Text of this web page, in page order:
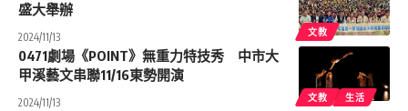
文教
盛大舉辦
2024/11/13
文教 生活
0471劇場《POINT》無重力特技秀 中市大
甲溪藝文串聯11/16東勢開演
2024/11/13